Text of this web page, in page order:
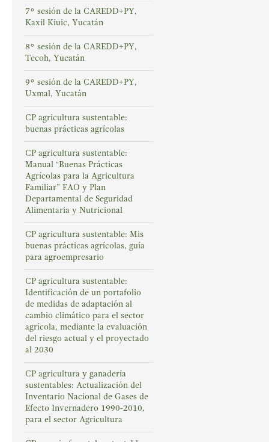
7° sesión de la CAREDD+PY,
Kaxil Kiuic, Yucatán
8° sesión de la CAREDD+PY,
Tecoh, Yucatán
9° sesión de la CAREDD+PY,
Uxmal, Yucatán
CP agricultura sustentable:
buenas prácticas agrícolas
CP agricultura sustentable:
Manual "Buenas Prácticas
Agrícolas para la Agricultura
Familiar” FAO y Plan
Departamental de Seguridad
Alimentaria y Nutricional
CP agricultura sustentable: Mis
buenas prácticas agrícolas, guía
para agroempresario
CP agricultura sustentable:
Identificación de un portafolio
de medidas de adaptación al
cambio climático para el sector
agrícola, mediante la evaluación
del riesgo actual y el proyectado
al 2030
CP agricultura y ganadería
sustentables: Actualización del
Inventario Nacional de Gases de
Efecto Invernadero 1990-2010,
para el sector Agricultura